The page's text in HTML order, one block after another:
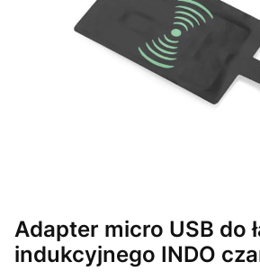
Adapter micro USB do
indukcyjnego INDO